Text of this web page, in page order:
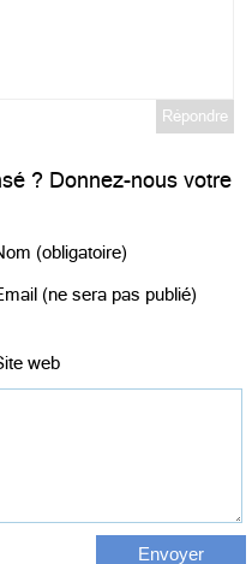
Répondre
? Donnez-nous votre
(obligatoire)
(ne sera pas publié)
web